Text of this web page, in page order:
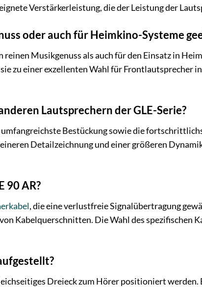
Verstärkerleistung, die der Leistung der
oder auch für Heimkino-Systeme
Musikgenuss als auch für den Einsatz in
zu einer exzellenten Wahl für Frontlautsprecher
Lautsprechern der GLE-Serie?
Bestückung sowie die
Detailzeichnung und einer größeren
90 AR?
, die eine verlustfreie Signalübertragung
Kabelquerschnitten. Die Wahl des spezifischen
Dreieck zum Hörer positioniert werden.